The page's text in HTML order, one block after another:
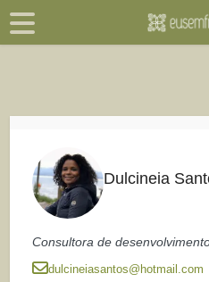
Dulcineia
Consultora de
dulcineiasantos@hotmail.com